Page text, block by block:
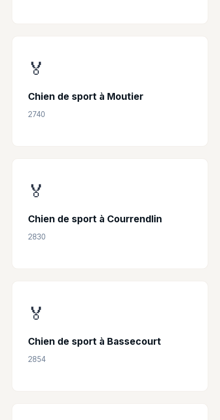
🏅
Chien de sport à Moutier
2740
🏅
Chien de sport à Courrendlin
2830
🏅
Chien de sport à Bassecourt
2854